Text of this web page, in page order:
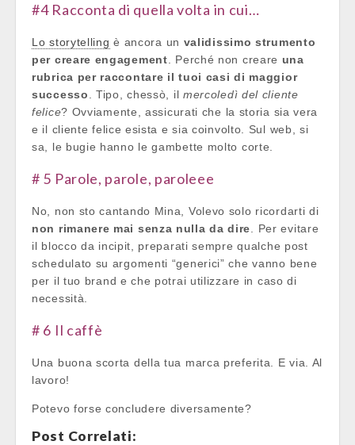
#4 Racconta di quella volta in cui…
Lo storytelling è ancora un validissimo strumento
per creare engagement . Perché non creare una
rubrica per raccontare il tuoi casi di maggior
successo
. Tipo, chessò, il mercoledì del cliente
felice? Ovviamente, assicurati che la storia sia vera
e il cliente felice esista e sia coinvolto. Sul web, si
sa, le bugie hanno le gambette molto corte.
# 5 Parole, parole, paroleee
No, non sto cantando Mina, Volevo solo ricordarti di
non rimanere mai senza nulla da dire . Per evitare
il blocco da incipit, preparati sempre qualche post
schedulato su argomenti “generici” che vanno bene
per il tuo brand e che potrai utilizzare in caso di
necessità.
# 6 Il caffè
Una buona scorta della tua marca preferita. E via. Al
lavoro!
Potevo forse concludere diversamente?
Post Correlati: